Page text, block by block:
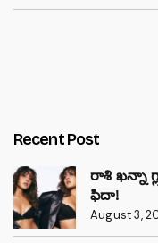
Recent Post
రాశి ఖన్నా
ఫిదా!
August 3,